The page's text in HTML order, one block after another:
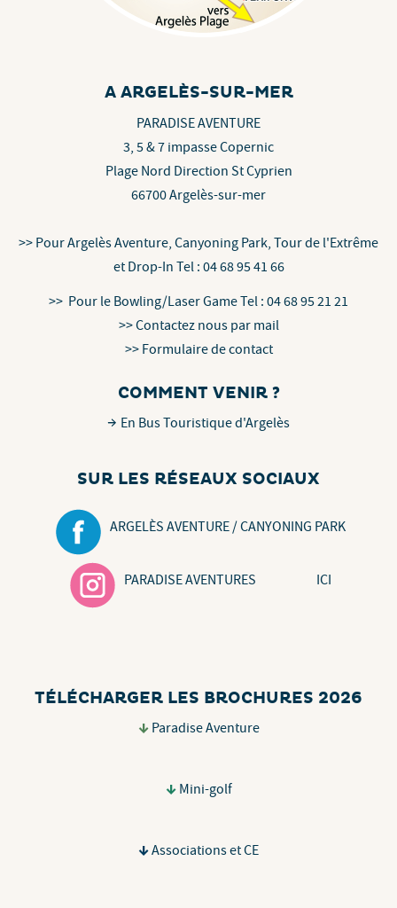
A ARGELÈS-SUR-MER
PARADISE AVENTURE
3, 5 & 7 impasse Copernic
Plage Nord Direction St Cyprien
66700 Argelès-sur-mer
>> Pour Argelès Aventure, Canyoning Park, Tour de l'Extrême
et Drop-In Tel : 04 68 95 41 66
>> Pour le Bowling/Laser Game Tel : 04 68 95 21 21
>>Contactez nous par mail
>> Formulaire de contact
COMMENT VENIR ?
En Bus Touristique d'Argelès
SUR LES RÉSEAUX SOCIAUX
ARGELÈS AVENTURE / CANYONING PARK
PARADISE AVENTURES ICI
TÉLÉCHARGER LES BROCHURES 2026
Paradise Aventure
Mini-golf
Associations et CE